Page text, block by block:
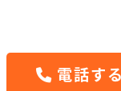
電話する